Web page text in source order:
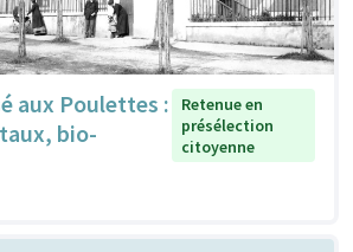
aux Poulettes :
bio-
Retenue en
présélection
citoyenne